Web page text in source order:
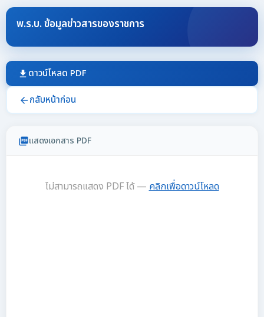
พ.ร.บ. ข้อมูลข่าวสารของราชการ
download ดาวน์โหลด PDF
arrow_back กลับหน้าก่อน
picture_as_pdfแสดงเอกสาร PDF
ไม่สามารถแสดง PDF ได้ —คลิกเพื่อดาวน์โหลด